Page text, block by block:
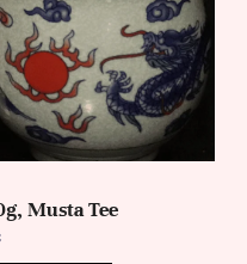
Musta Tee